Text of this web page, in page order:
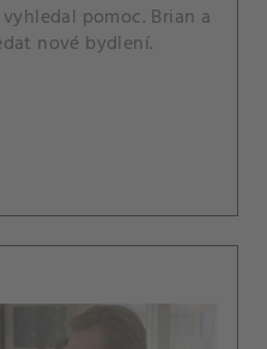
pomoc. Brian a
nové bydlení.